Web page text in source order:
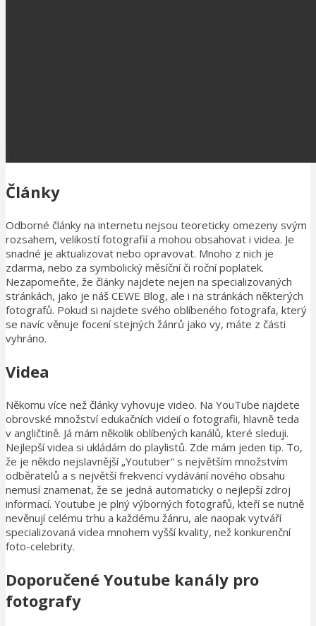
Články
Odborné články na internetu nejsou teoreticky omezeny svým
rozsahem, velikostí fotografií a mohou obsahovat i videa. Je
snadné je aktualizovat nebo opravovat. Mnoho z nich je
zdarma, nebo za symbolický měsíční či roční poplatek.
Nezapomeňte, že články najdete nejen na specializovaných
stránkách, jako je náš CEWE Blog, ale i na stránkách některých
fotografů. Pokud si najdete svého oblíbeného fotografa, který
se navíc věnuje focení stejných žánrů jako vy, máte z části
vyhráno.
Videa
Někomu více než články vyhovuje video. Na YouTube najdete
obrovské množství edukačních videií o fotografii, hlavně teda
v angličtině. Já mám několik oblíbených kanálů, které sleduji.
Nejlepší videa si ukládám do playlistů. Zde mám jeden tip. To,
že je někdo nejslavnější „Youtuber“ s největším množstvím
odběratelů a s největší frekvencí vydávání nového obsahu
nemusí znamenat, že se jedná automaticky o nejlepší zdroj
informací. Youtube je plný výborných fotografů, kteří se nutně
nevěnují celému trhu a každému žánru, ale naopak vytváří
specializovaná videa mnohem vyšší kvality, než konkurenční
foto-celebrity.
Doporučené Youtube kanály pro
fotografy